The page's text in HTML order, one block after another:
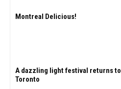
Montreal Delicious!
A dazzling light festival returns to
Toronto